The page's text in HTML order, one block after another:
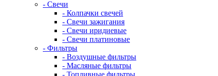
- Свечи
- Колпачки свечей
- Свечи зажигания
- Свечи иридиевые
- Свечи платиновые
- Фильтры
- Воздушные фильтры
- Масляные фильтры
- Топливные фильтры